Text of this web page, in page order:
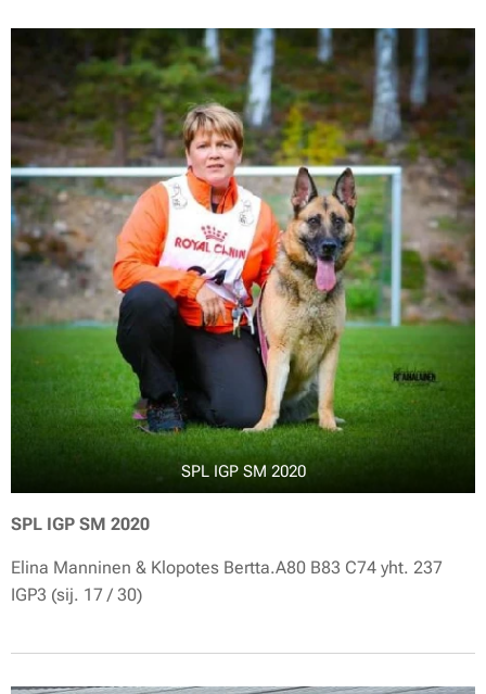
SPL IGP SM 2020
SPL IGP SM 2020
Elina Manninen & Klopotes Bertta.A80 B83 C74 yht. 237
IGP3 (sij. 17 / 30)